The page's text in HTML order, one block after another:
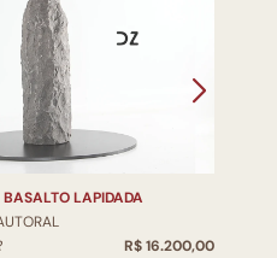
LAPIDADA
R$ 16.200,00